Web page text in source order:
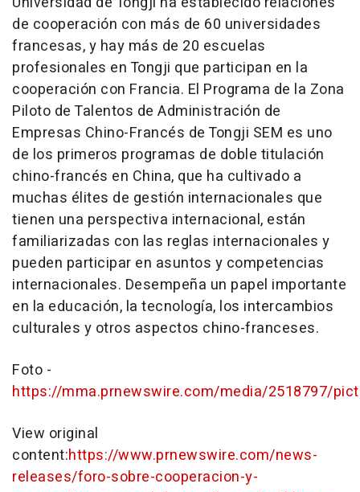
de cooperación con más de 60 universidades
francesas, y hay más de 20 escuelas
profesionales en Tongji que participan en la
cooperación con Francia. El Programa de la Zona
Piloto de Talentos de Administración de
Empresas Chino-Francés de Tongji SEM es uno
de los primeros programas de doble titulación
chino-francés en China, que ha cultivado a
muchas élites de gestión internacionales que
tienen una perspectiva internacional, están
familiarizadas con las reglas internacionales y
pueden participar en asuntos y competencias
internacionales. Desempeña un papel importante
en la educación, la tecnología, los intercambios
culturales y otros aspectos chino-franceses.
Foto -
https://mma.prnewswire.com/media/2518797/
View original
content:https://www.prnewswire.com/news-
releases/foro-sobre-cooperacion-y-